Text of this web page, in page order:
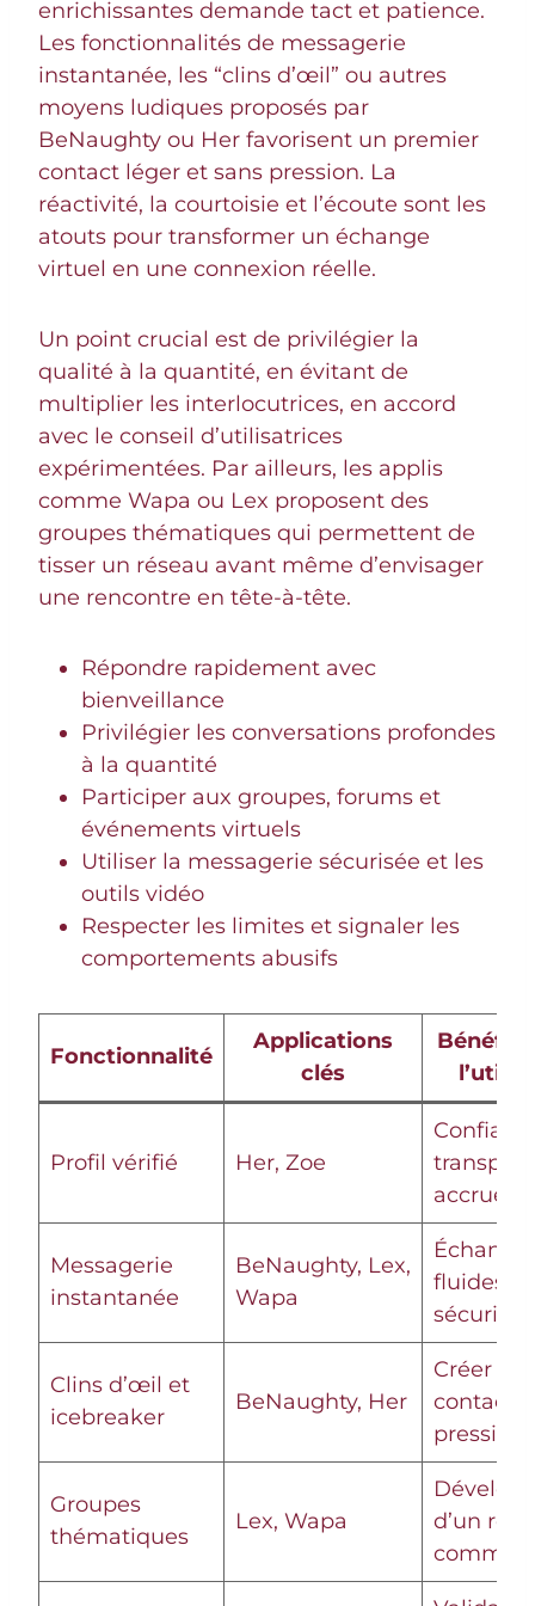
enrichissantes demande tact et patience.
Les fonctionnalités de messagerie
instantanée, les “clins d’œil” ou autres
moyens ludiques proposés par
BeNaughty ou Her favorisent un premier
contact léger et sans pression. La
réactivité, la courtoisie et l’écoute sont les
atouts pour transformer un échange
virtuel en une connexion réelle.
Un point crucial est de privilégier la
qualité à la quantité, en évitant de
multiplier les interlocutrices, en accord
avec le conseil d’utilisatrices
expérimentées. Par ailleurs, les applis
comme Wapa ou Lex proposent des
groupes thématiques qui permettent de
tisser un réseau avant même d’envisager
une rencontre en tête-à-tête.
Répondre rapidement avec
bienveillance
Privilégier les conversations profondes
à la quantité
Participer aux groupes, forums et
événements virtuels
Utiliser la messagerie sécurisée et les
outils vidéo
Respecter les limites et signaler les
comportements abusifs
Fonctionnalité
Applications
clés
Profil vérifié Her, Zoe
accrue
Messagerie
instantanée
BeNaughty, Lex,
Wapa
fluides et
sécurisés
Clins d’œil et
icebreaker
BeNaughty, Her
Créer du
contact
pression
Groupes
thématiques
Lex, Wapa
d’un